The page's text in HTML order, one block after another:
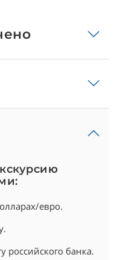
евро.
российского банка.